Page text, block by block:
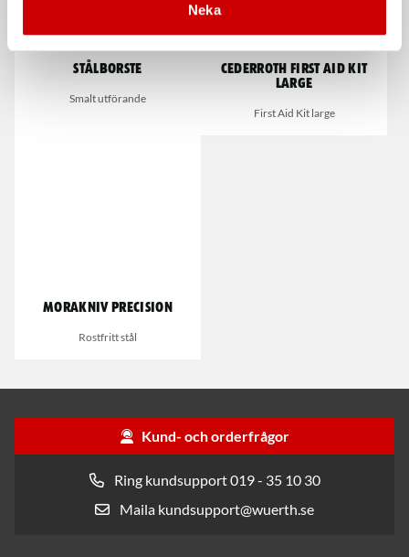
Neka
Stålborste
Smalt utförande
Cederroth First Aid Kit
Large
First Aid Kit large
Morakniv Precision
Rostfritt stål
Kund- och orderfrågor
Ring kundsupport 019 - 35 10 30
Maila kundsupport@wuerth.se